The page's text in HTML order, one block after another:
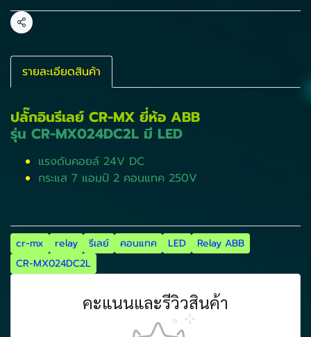
แชร์
รายละเอียดสินค้า
ปลั๊กอินรีเลย์ CR-MX ยี่ห้อ ABB
​รุ่น CR-MX024DC2L มี LED
แรงดันคอยล์ 24V DC
กระแส 7 แอมป์ 2 คอนแทค 250V
cr-mx relay รีเลย์ คอนแทค LED
Relay ABB
CR-MX024DC2L
คะแนนและรีวิวสินค้า